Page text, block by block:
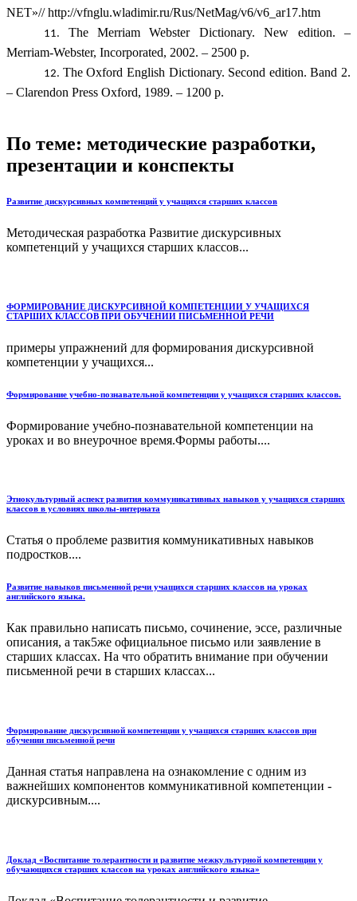
NET»// http://vfnglu.wladimir.ru/Rus/NetMag/v6/v6_ar17.htm
The Merriam Webster Dictionary. New edition. –
Merriam-Webster, Incorporated, 2002. – 2500 p.
The Oxford English Dictionary. Second edition. Band 2.
– Clarendon Press Oxford, 1989. – 1200 p.
По теме: методические разработки,
презентации и конспекты
Развитие дискурсивных компетенций у учащихся старших классов
Методическая разработка Развитие дискурсивных
компетенций у учащихся старших классов...
ФОРМИРОВАНИЕ ДИСКУРСИВНОЙ КОМПЕТЕНЦИИ У УЧАЩИХСЯ
СТАРШИХ КЛАССОВ ПРИ ОБУЧЕНИИ ПИСЬМЕННОЙ РЕЧИ
примеры упражнений для формирования дискурсивной
компетенции у учащихся...
Формирование учебно-познавательной компетенции у учащихся старших классов.
Формирование учебно-познавательной компетенции на
уроках и во внеурочное время.Формы работы....
Этнокультурный аспект развития коммуникативных навыков у учащихся старших
классов в условиях школы-интерната
Статья о проблеме развития коммуникативных навыков
подростков....
Развитие навыков письменной речи учащихся старших классов на уроках
английского языка.
Как правильно написать письмо, сочинение, эссе, различные
описания, а так5же официальное письмо или заявление в
старших классах. На что обратить внимание при обучении
письменной речи в старших классах...
Формирование дискурсивной компетенции у учащихся старших классов при
обучении письменной речи
Данная статья направлена на ознакомление с одним из
важнейших компонентов коммуникативной компетенции -
дискурсивным....
Доклад «Воспитание толерантности и развитие межкультурной компетенции у
обучающихся старших классов на уроках английского языка»